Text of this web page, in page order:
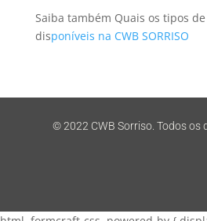
Saiba também Quais os tipos
disponíveis na CWB SORRISO
© 2022 CWB Sorriso. Todos os